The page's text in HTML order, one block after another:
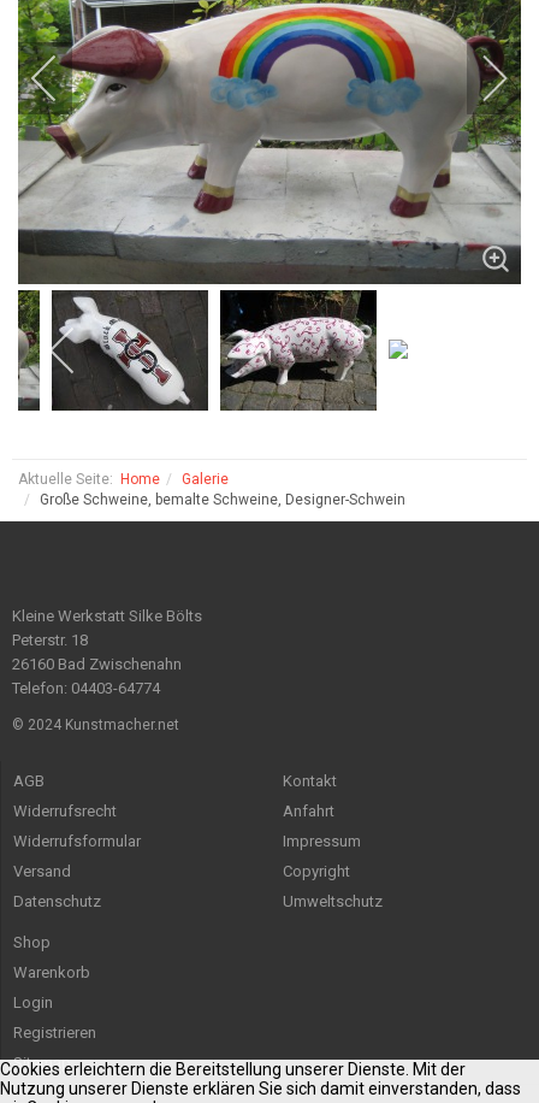
Aktuelle Seite: Home
Galerie
Große Schweine, bemalte Schweine, Designer-Schwein
Kleine Werkstatt Silke Bölts
Peterstr. 18
26160 Bad Zwischenahn
Telefon: 04403-64774
© 2024 Kunstmacher.net
AGB
Widerrufsrecht
Widerrufsformular
Versand
Datenschutz
Kontakt
Anfahrt
Impressum
Copyright
Umweltschutz
Shop
Warenkorb
Login
Registrieren
Sitemap
Cookies erleichtern die Bereitstellung unserer Dienste. Mit der
Nutzung unserer Dienste erklären Sie sich damit einverstanden, dass